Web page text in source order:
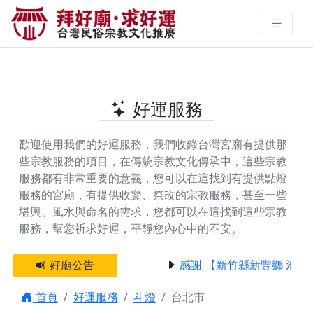
台北市提供斗燈的好廟 | 拜好廟‧求
好運 找到與您有緣的信仰
好運服務
歡迎使用我們的好運服務，我們收錄台灣宮廟有提供那
些宗教服務的項目，在傳統宗教文化傳承中，這些宗教
服務都有非常重要的意義，您可以在這找到有提供點燈
服務的宮廟，有提供收驚、祭改的宗教服務，甚至一些
堪輿、風水與命名的需求，您都可以在這找到這些宗教
服務，幫您祈求好運，平靜您內心中的不安。
好廟公告 感謝 【新竹縣新豐鄉 池和
首頁 好運服務 斗燈
台北市